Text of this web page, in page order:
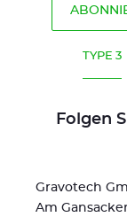
TYPE 3
Folgen
Gravotech
Am